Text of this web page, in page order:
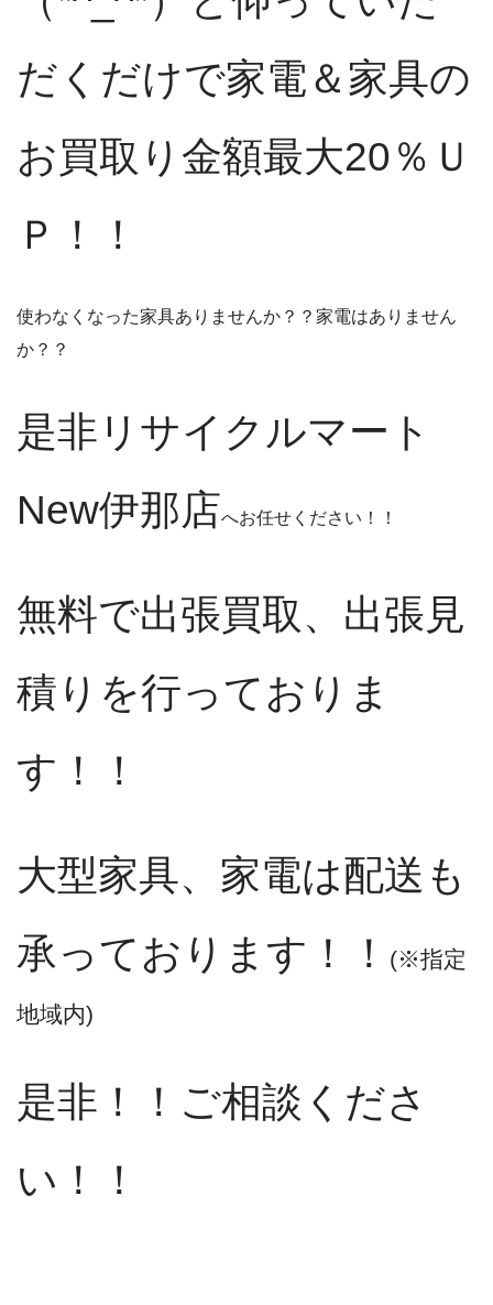
だくだけで家電＆家具の
お買取り金額最大20％Ｕ
Ｐ！！
使わなくなった家具ありませんか？？家電はありません
か？？
是非リサイクルマート
New伊那店へお任せください！！
無料で出張買取、出張見
積りを行っておりま
す！！
大型家具、家電は配送も
承っております！！
(※指定
地域内)
是非！！ご相談くださ
い！！